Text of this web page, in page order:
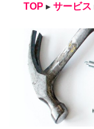
TOP ▸ サービス